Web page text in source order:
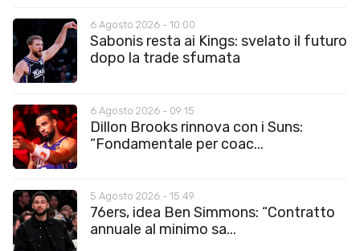
6 Agosto 2026 - 10:00
Sabonis resta ai Kings: svelato il futuro
dopo la trade sfumata
6 Agosto 2026 - 09:15
Dillon Brooks rinnova con i Suns:
“Fondamentale per coac...
5 Agosto 2026 - 15:49
76ers, idea Ben Simmons: “Contratto
annuale al minimo sa...